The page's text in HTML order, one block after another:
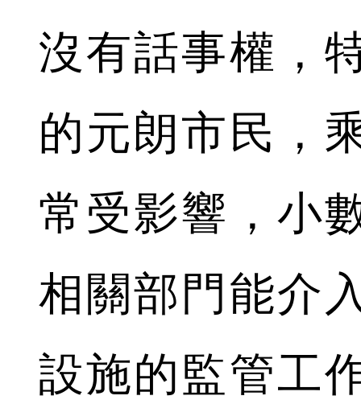
沒有話事權，
的元朗市民，
常受影響，小
相關部門能介
設施的監管工